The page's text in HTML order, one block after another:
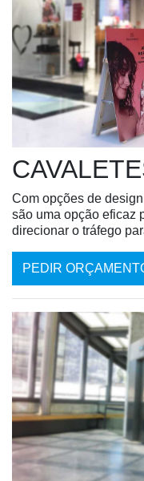
Com opções de
são uma opção eficaz
direcionar o tráfego
PEDIR